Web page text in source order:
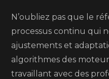
N’oubliez pas que le
processus continu qui
ajustements et
algorithmes des
travaillant avec des